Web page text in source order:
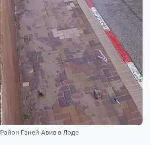
Район Ганей-Авив в Лоде